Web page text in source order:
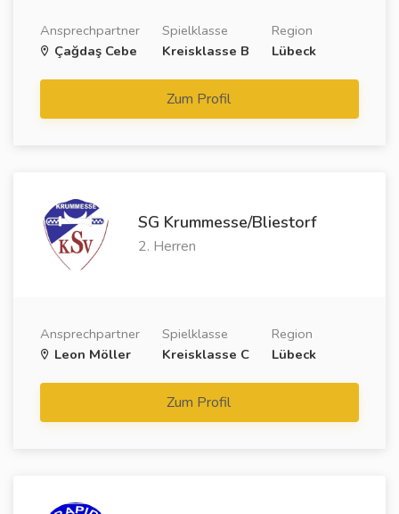
Ansprechpartner
Çağdaş Cebe
Spielklasse
Kreisklasse B
Region
Lübeck
Zum Profil
SG Krummesse/Bliestorf
2. Herren
Ansprechpartner
Leon Möller
Spielklasse
Kreisklasse C
Region
Lübeck
Zum Profil